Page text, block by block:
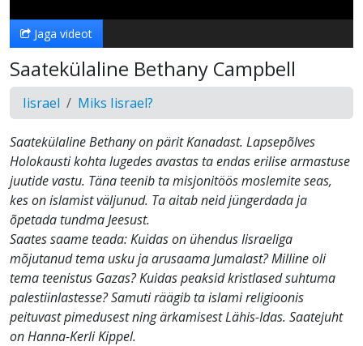
Jaga videot
Saatekülaline Bethany Campbell
Iisrael Miks Iisrael?
Saatekülaline Bethany on pärit Kanadast. Lapsepõlves
Holokausti kohta lugedes avastas ta endas erilise armastuse
juutide vastu. Täna teenib ta misjonitöös moslemite seas,
kes on islamist väljunud. Ta aitab neid jüngerdada ja
õpetada tundma Jeesust.
Saates saame teada: Kuidas on ühendus Iisraeliga
mõjutanud tema usku ja arusaama Jumalast? Milline oli
tema teenistus Gazas? Kuidas peaksid kristlased suhtuma
palestiinlastesse? Samuti räägib ta islami religioonis
peituvast pimedusest ning ärkamisest Lähis-Idas. Saatejuht
on Hanna-Kerli Kippel.